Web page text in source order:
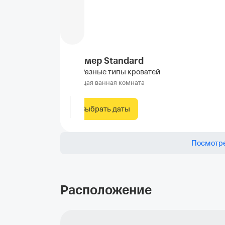
Номер Standard
Разные типы кроватей
Общая ванная комната
Выбрать даты
Расположение